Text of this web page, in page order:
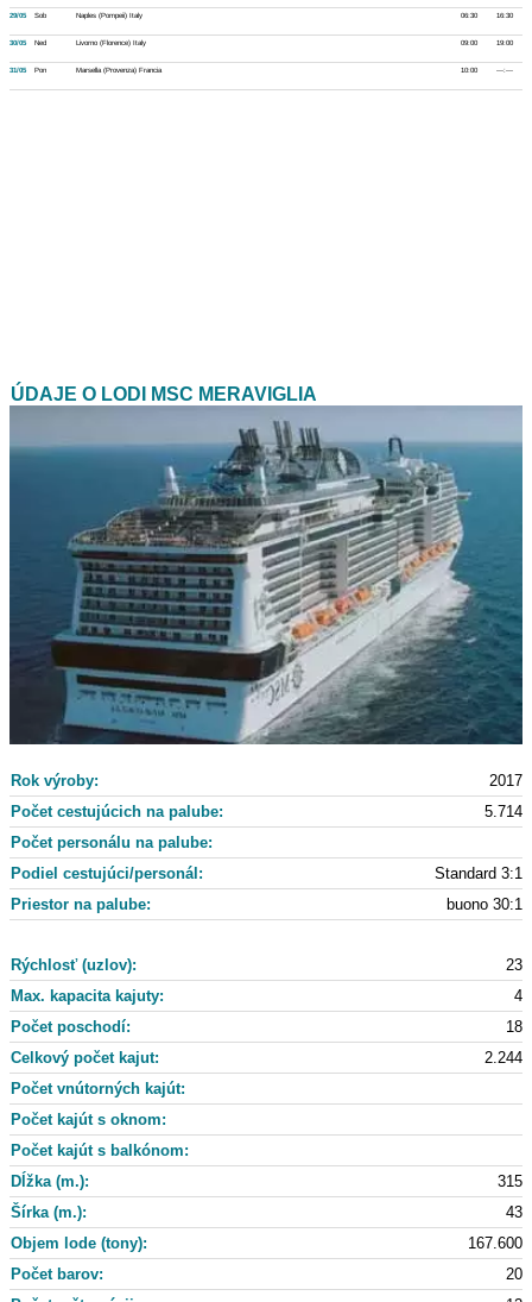
16:30
06:30
29/05 Sob Naples (Pompeii) Italy
19:00
09:00
30/05 Ned Livorno (Florence) Italy
---:---
10:00
31/05 Pon Marsella (Provenza) Francia
ÚDAJE O LODI MSC MERAVIGLIA
Rok výroby:
2017
Počet cestujúcich na palube:
5.714
Počet personálu na palube:
Podiel cestujúci/personál:
Standard 3:1
Priestor na palube:
buono 30:1
23
Rýchlosť (uzlov):
4
Max. kapacita kajuty:
Počet poschodí:
18
Celkový počet kajut:
2.244
Počet vnútorných kajút:
Počet kajút s oknom:
Počet kajút s balkónom:
Dĺžka (m.):
315
Šírka (m.):
43
Objem lode (tony):
167.600
Počet barov:
20